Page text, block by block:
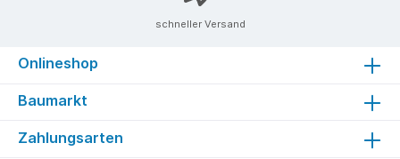
den raumluftunabhängigen Betrieb DIBt entfällt
befindet sich im Lieferumfang.Lieferumfang:
schneller Versand
Onlineshop
Baumarkt
Zahlungsarten